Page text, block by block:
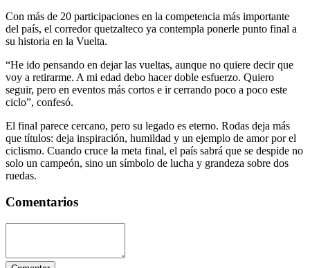
Con más de 20 participaciones en la competencia más importante
del país, el corredor quetzalteco ya contempla ponerle punto final a
su historia en la Vuelta.
“He ido pensando en dejar las vueltas, aunque no quiere decir que
voy a retirarme. A mi edad debo hacer doble esfuerzo. Quiero
seguir, pero en eventos más cortos e ir cerrando poco a poco este
ciclo”, confesó.
El final parece cercano, pero su legado es eterno. Rodas deja más
que títulos: deja inspiración, humildad y un ejemplo de amor por el
ciclismo. Cuando cruce la meta final, el país sabrá que se despide no
solo un campeón, sino un símbolo de lucha y grandeza sobre dos
ruedas.
Comentarios